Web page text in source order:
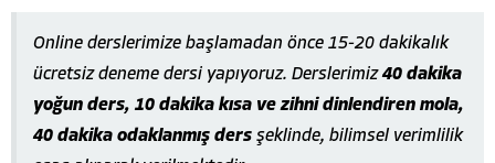
Online derslerimize başlamadan önce 15-20 dakikalık
ücretsiz deneme dersi yapıyoruz. Derslerimiz40 dakika
yoğun ders, 10 dakika kısa ve zihni dinlendiren mola,
40 dakika odaklanmış ders şeklinde, bilimsel verimlilik